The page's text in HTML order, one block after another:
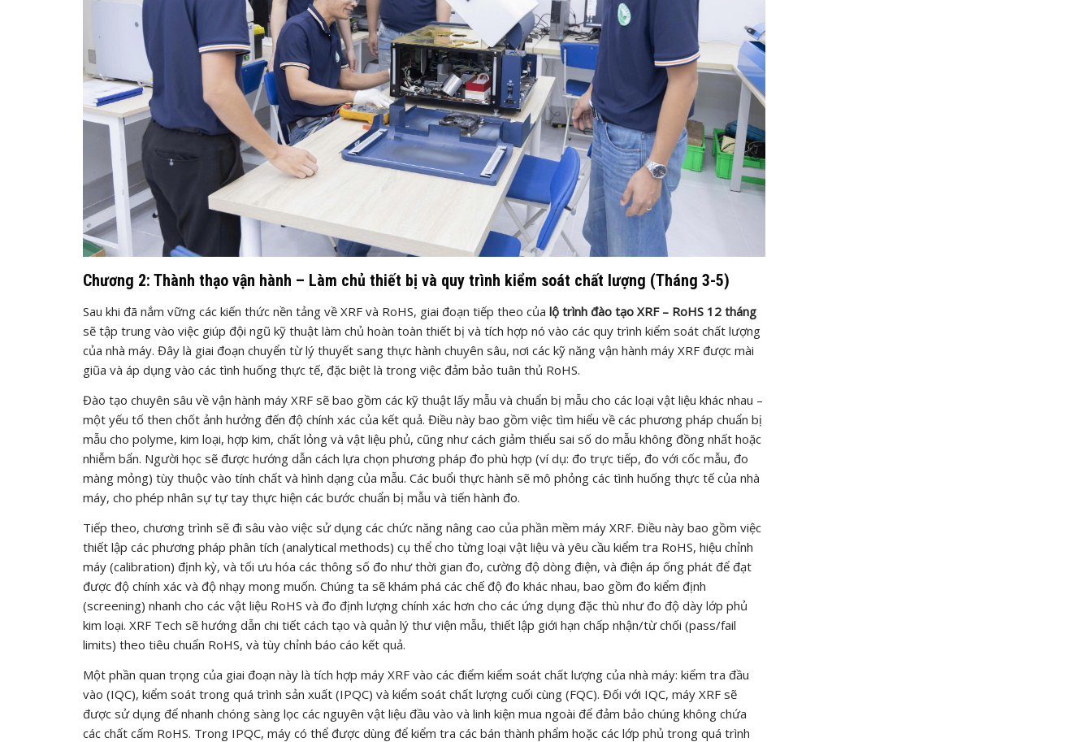
Chương 2: Thành thạo vận hành – Làm chủ thiết bị và quy trình kiểm soát chất lượng (Tháng 3-5)
Sau khi đã nắm vững các kiến thức nền tảng về XRF và RoHS, giai đoạn tiếp theo của lộ trình đào tạo XRF – RoHS 12 tháng
sẽ tập trung vào việc giúp đội ngũ kỹ thuật làm chủ hoàn toàn thiết bị và tích hợp nó vào các quy trình kiểm soát chất lượng
của nhà máy. Đây là giai đoạn chuyển từ lý thuyết sang thực hành chuyên sâu, nơi các kỹ năng vận hành máy XRF được mài
giũa và áp dụng vào các tình huống thực tế, đặc biệt là trong việc đảm bảo tuân thủ RoHS.
Đào tạo chuyên sâu về vận hành máy XRF sẽ bao gồm các kỹ thuật lấy mẫu và chuẩn bị mẫu cho các loại vật liệu khác nhau –
một yếu tố then chốt ảnh hưởng đến độ chính xác của kết quả. Điều này bao gồm việc tìm hiểu về các phương pháp chuẩn bị
mẫu cho polyme, kim loại, hợp kim, chất lỏng và vật liệu phủ, cũng như cách giảm thiểu sai số do mẫu không đồng nhất hoặc
nhiễm bẩn. Người học sẽ được hướng dẫn cách lựa chọn phương pháp đo phù hợp (ví dụ: đo trực tiếp, đo với cốc mẫu, đo
màng mỏng) tùy thuộc vào tính chất và hình dạng của mẫu. Các buổi thực hành sẽ mô phỏng các tình huống thực tế của nhà
máy, cho phép nhân sự tự tay thực hiện các bước chuẩn bị mẫu và tiến hành đo.
Tiếp theo, chương trình sẽ đi sâu vào việc sử dụng các chức năng nâng cao của phần mềm máy XRF. Điều này bao gồm việc
thiết lập các phương pháp phân tích (analytical methods) cụ thể cho từng loại vật liệu và yêu cầu kiểm tra RoHS, hiệu chỉnh
máy (calibration) định kỳ, và tối ưu hóa các thông số đo như thời gian đo, cường độ dòng điện, và điện áp ống phát để đạt
được độ chính xác và độ nhạy mong muốn. Chúng ta sẽ khám phá các chế độ đo khác nhau, bao gồm đo kiểm định
(screening) nhanh cho các vật liệu RoHS và đo định lượng chính xác hơn cho các ứng dụng đặc thù như đo độ dày lớp phủ
kim loại. XRF Tech sẽ hướng dẫn chi tiết cách tạo và quản lý thư viện mẫu, thiết lập giới hạn chấp nhận/từ chối (pass/fail
limits) theo tiêu chuẩn RoHS, và tùy chỉnh báo cáo kết quả.
Một phần quan trọng của giai đoạn này là tích hợp máy XRF vào các điểm kiểm soát chất lượng của nhà máy: kiểm tra đầu
vào (IQC), kiểm soát trong quá trình sản xuất (IPQC) và kiểm soát chất lượng cuối cùng (FQC). Đối với IQC, máy XRF sẽ
được sử dụng để nhanh chóng sàng lọc các nguyên vật liệu đầu vào và linh kiện mua ngoài để đảm bảo chúng không chứa
các chất cấm RoHS. Trong IPQC, máy có thể được dùng để kiểm tra các bán thành phẩm hoặc các lớp phủ trong quá trình